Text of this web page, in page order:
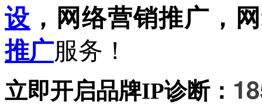
设 ，网络营销推广，
推广服务 ！
立即开启品牌IP诊断：